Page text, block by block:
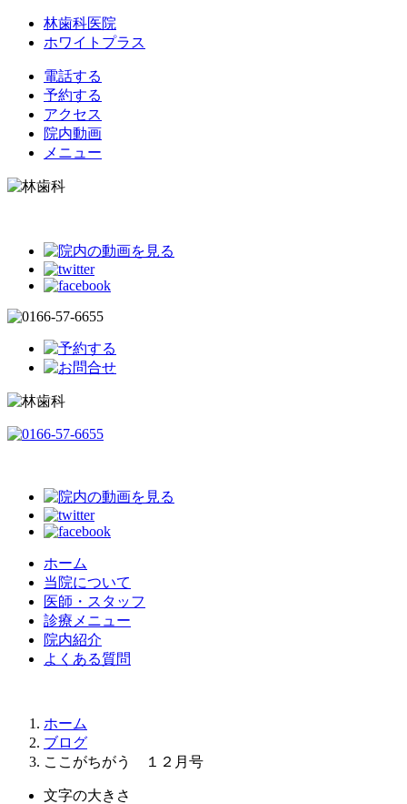
林歯科医院
ホワイトプラス
電話する
予約する
アクセス
院内動画
メニュー
ホーム
当院について
医師・スタッフ
診療メニュー
院内紹介
よくある質問
ホーム
ブログ
ここがちがう １２月号
文字の大きさ